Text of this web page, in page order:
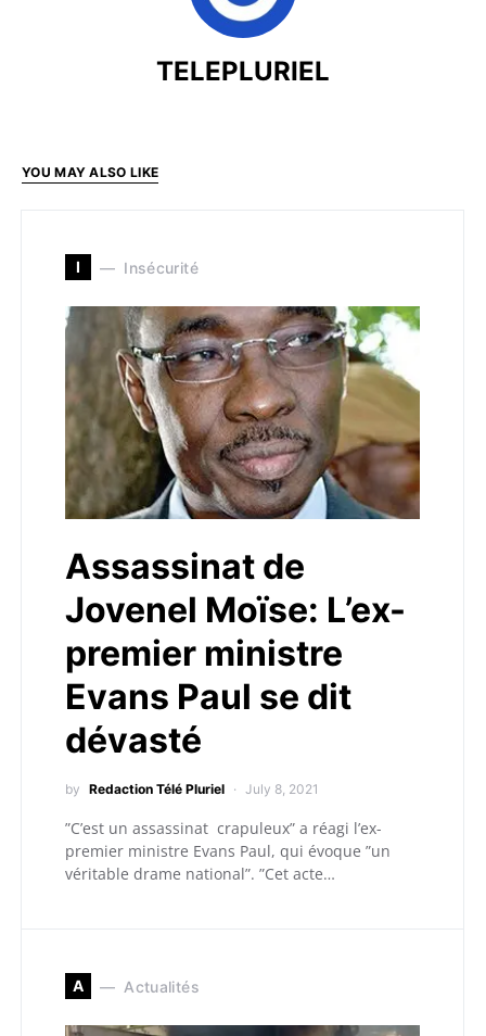
TELEPLURIEL
YOU MAY ALSO LIKE
I Insécurité
Assassinat de
Jovenel Moïse: L’ex-
premier ministre
Evans Paul se dit
dévasté
by Redaction Télé Pluriel July 8, 2021
”C’est un assassinat crapuleux” a réagi l’ex-
premier ministre Evans Paul, qui évoque ”un
véritable drame national”. ”Cet acte…
A Actualités